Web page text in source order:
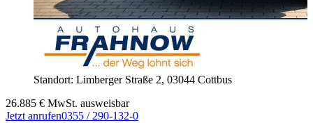
Standort: Limberger Straße 2, 03044 Cottbus
26.885 € MwSt. ausweisbar
Jetzt anrufen0355 / 290-132-0